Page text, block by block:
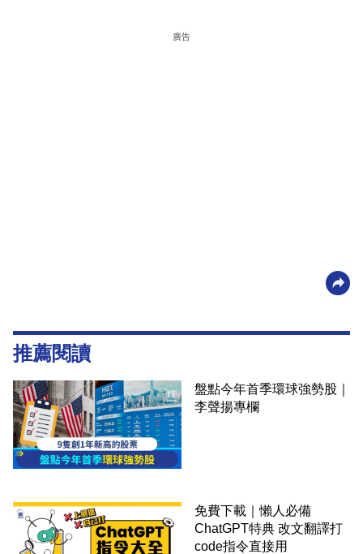
廣告
推薦閱讀
盤點今年首季環球強勢股｜
李聲揚專欄
免費下載｜懶人必備
ChatGPT特典 改文翻譯打
code指令直接用